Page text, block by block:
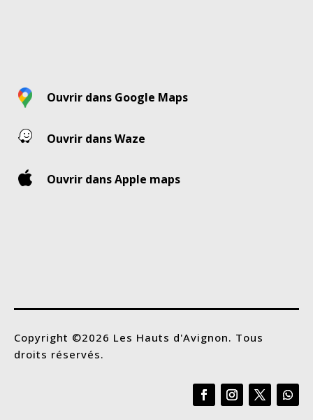
Ouvrir dans Google Maps
Ouvrir dans Waze
Ouvrir dans Apple maps
Copyright ©2026 Les Hauts d'Avignon. Tous
droits réservés.